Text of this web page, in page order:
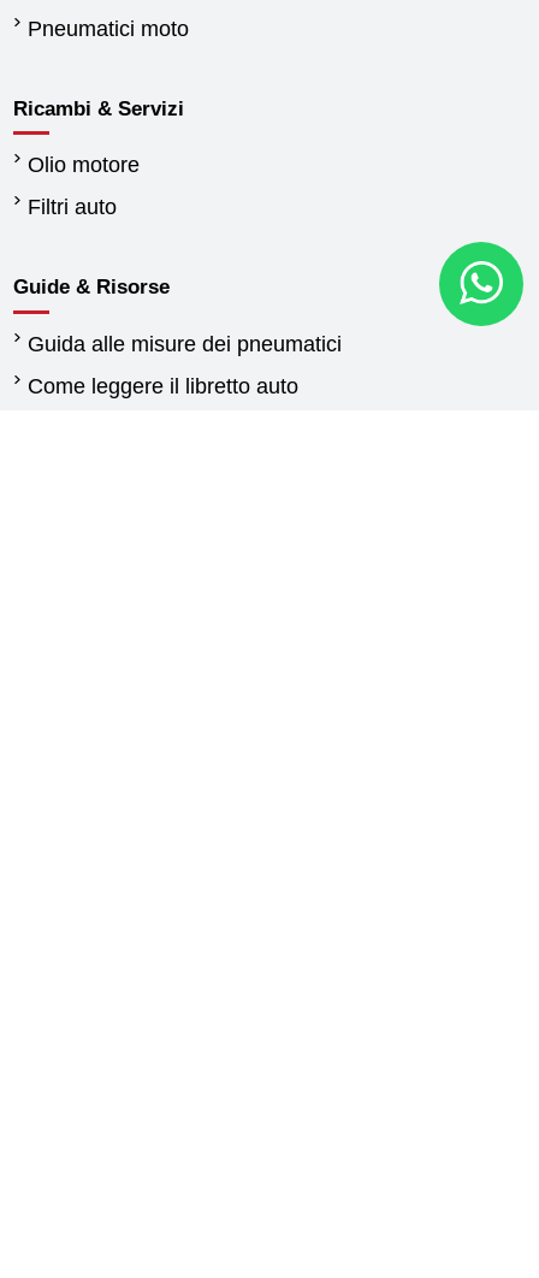
Pneumatici moto
Ricambi & Servizi
Olio motore
Filtri auto
Guide & Risorse
Guida alle misure dei pneumatici
Come leggere il libretto auto